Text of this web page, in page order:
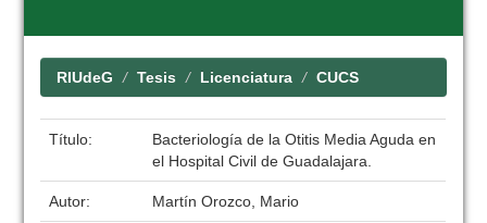
RIUdeG Tesis Licenciatura CUCS
Título:
Bacteriología de la Otitis Media Aguda en
el Hospital Civil de Guadalajara.
Autor: Martín Orozco, Mario